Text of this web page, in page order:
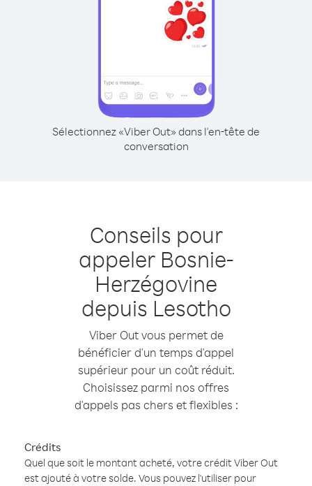
Sélectionnez «Viber Out» dans l'en-tête de
conversation
Conseils pour
appeler Bosnie-
Herzégovine
depuis Lesotho
Viber Out vous permet de
bénéficier d'un temps d'appel
supérieur pour un coût réduit.
Choisissez parmi nos offres
d'appels pas chers et flexibles :
Crédits
Quel que soit le montant acheté, votre crédit Viber Out
est ajouté à votre solde. Vous pouvez l'utiliser pour